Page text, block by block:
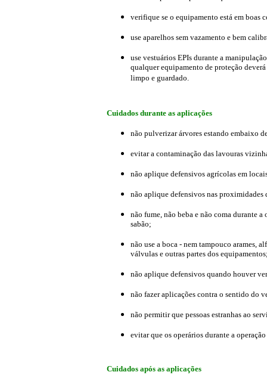
verifique se o equipamento está em boas
use aparelhos sem vazamento e bem
use vestuários EPIs durante a
qualquer equipamento de proteção
limpo e guardado.
Cuidados durante as aplicações
não pulverizar árvores estando embaixo
evitar a contaminação das lavouras
não aplique defensivos agrícolas em
não aplique defensivos nas proximidades
não fume, não beba e não coma durante a
sabão;
não use a boca - nem tampouco arames,
válvulas e outras partes dos
não aplique defensivos quando houver
não fazer aplicações contra o sentido do
não permitir que pessoas estranhas ao
evitar que os operários durante a
Cuidados após as aplicações